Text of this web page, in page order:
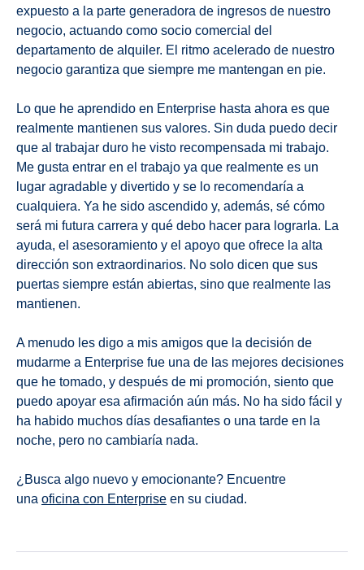
expuesto a la parte generadora de ingresos de nuestro
negocio, actuando como socio comercial del
departamento de alquiler. El ritmo acelerado de nuestro
negocio garantiza que siempre me mantengan en pie.
Lo que he aprendido en Enterprise hasta ahora es que
realmente mantienen sus valores. Sin duda puedo decir
que al trabajar duro he visto recompensada mi trabajo.
Me gusta entrar en el trabajo ya que realmente es un
lugar agradable y divertido y se lo recomendaría a
cualquiera. Ya he sido ascendido y, además, sé cómo
será mi futura carrera y qué debo hacer para lograrla. La
ayuda, el asesoramiento y el apoyo que ofrece la alta
dirección son extraordinarios. No solo dicen que sus
puertas siempre están abiertas, sino que realmente las
mantienen.
A menudo les digo a mis amigos que la decisión de
mudarme a Enterprise fue una de las mejores decisiones
que he tomado, y después de mi promoción, siento que
puedo apoyar esa afirmación aún más. No ha sido fácil y
ha habido muchos días desafiantes o una tarde en la
noche, pero no cambiaría nada.
¿Busca algo nuevo y emocionante? Encuentre
una oficina con Enterprise en su ciudad.